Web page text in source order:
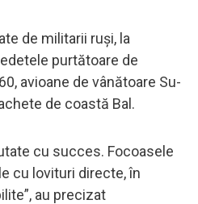
de militarii ruși, la
purtătoare de
avioane de vânătoare Su-
de coastă Bal.
cu succes. Focoasele
cu lovituri directe, în
au precizat